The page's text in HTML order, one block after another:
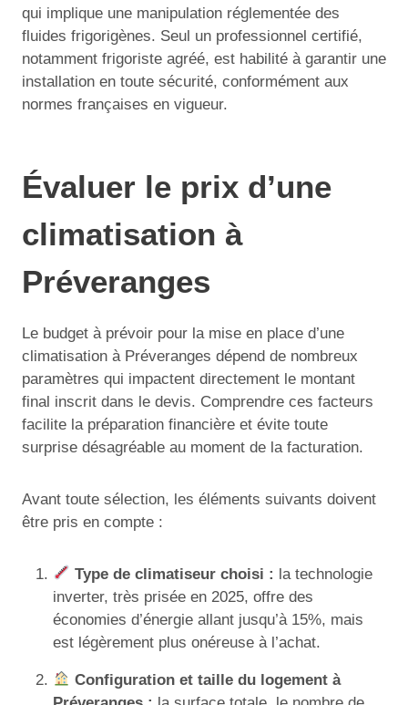
qui implique une manipulation réglementée des
fluides frigorigènes. Seul un professionnel certifié,
notamment frigoriste agréé, est habilité à garantir une
installation en toute sécurité, conformément aux
normes françaises en vigueur.
Évaluer le prix d’une
climatisation à
Préveranges
Le budget à prévoir pour la mise en place d’une
climatisation à Préveranges dépend de nombreux
paramètres qui impactent directement le montant
final inscrit dans le devis. Comprendre ces facteurs
facilite la préparation financière et évite toute
surprise désagréable au moment de la facturation.
Avant toute sélection, les éléments suivants doivent
être pris en compte :
Type de climatiseur choisi : la technologie
inverter, très prisée en 2025, offre des
économies d’énergie allant jusqu’à 15%, mais
est légèrement plus onéreuse à l’achat.
Configuration et taille du logement à